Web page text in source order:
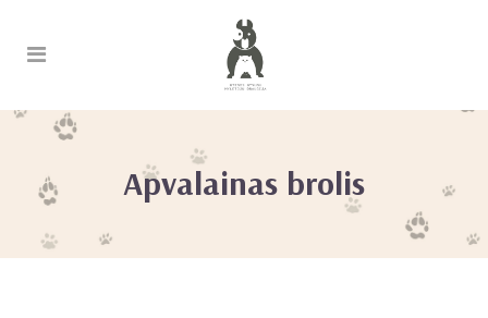
Apvalainas brolis